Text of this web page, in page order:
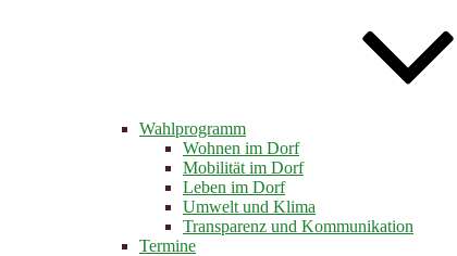
Wahlprogramm
Wohnen im Dorf
Mobilität im Dorf
Leben im Dorf
Umwelt und Klima
Transparenz und Kommunikation
Termine